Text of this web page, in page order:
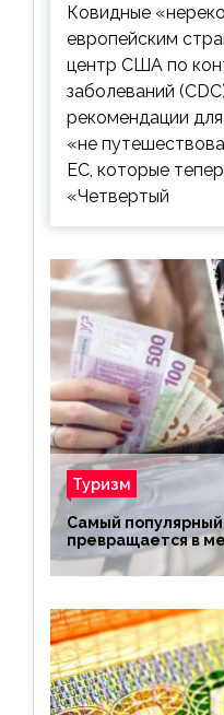
Ковидные
европейским
центр США по
заболеваний
рекомендации
«не
ЕС, которые
«Четвертый
Туризм
Самый популярный
превращается в